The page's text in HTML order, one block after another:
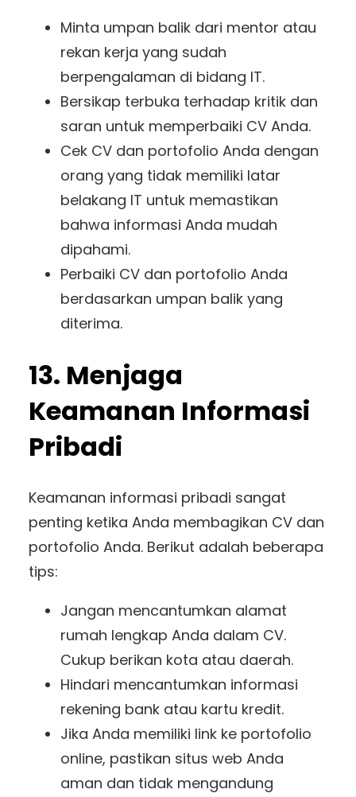
Minta umpan balik dari mentor atau
rekan kerja yang sudah
berpengalaman di bidang IT.
Bersikap terbuka terhadap kritik dan
saran untuk memperbaiki CV Anda.
Cek CV dan portofolio Anda dengan
orang yang tidak memiliki latar
belakang IT untuk memastikan
bahwa informasi Anda mudah
dipahami.
Perbaiki CV dan portofolio Anda
berdasarkan umpan balik yang
diterima.
13. Menjaga
Keamanan Informasi
Pribadi
Keamanan informasi pribadi sangat
penting ketika Anda membagikan CV dan
portofolio Anda. Berikut adalah beberapa
tips:
Jangan mencantumkan alamat
rumah lengkap Anda dalam CV.
Cukup berikan kota atau daerah.
Hindari mencantumkan informasi
rekening bank atau kartu kredit.
Jika Anda memiliki link ke portofolio
online, pastikan situs web Anda
aman dan tidak mengandung